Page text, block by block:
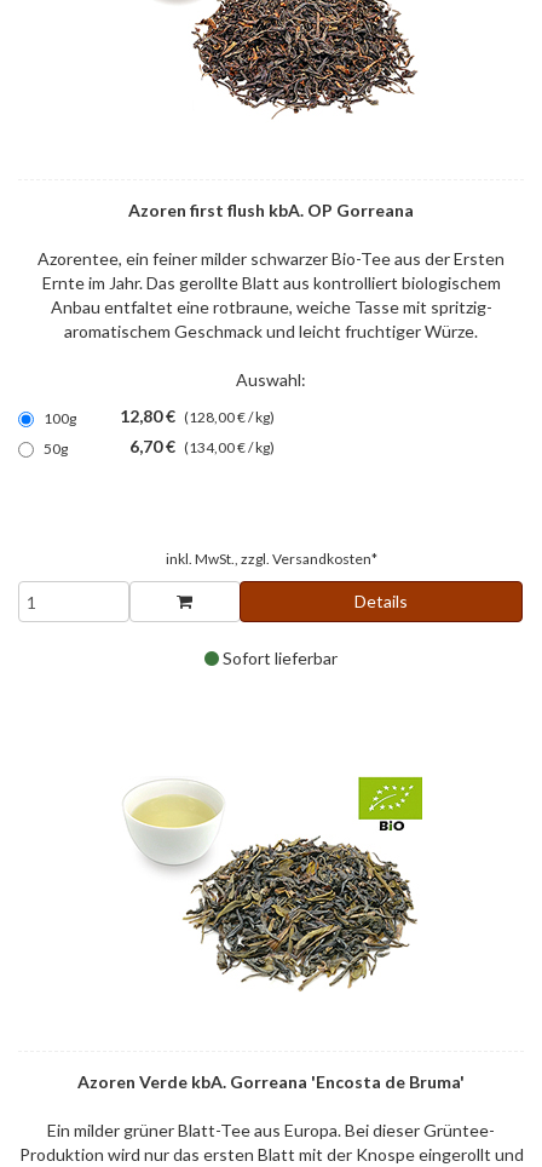
Azoren first flush kbA. OP Gorreana
Azorentee, ein feiner milder schwarzer Bio-Tee aus der Ersten
Ernte im Jahr. Das gerollte Blatt aus kontrolliert biologischem
Anbau entfaltet eine rotbraune, weiche Tasse mit spritzig-
aromatischem Geschmack und leicht fruchtiger Würze.
Auswahl:
100g 12,80 € (128,00 € / kg)
50g
6,70 € (134,00 € / kg)
inkl. MwSt., zzgl. Versandkosten*
Details
Sofort lieferbar
Azoren Verde kbA. Gorreana 'Encosta de Bruma'
Ein milder grüner Blatt-Tee aus Europa. Bei dieser Grüntee-
Produktion wird nur das ersten Blatt mit der Knospe eingerollt und